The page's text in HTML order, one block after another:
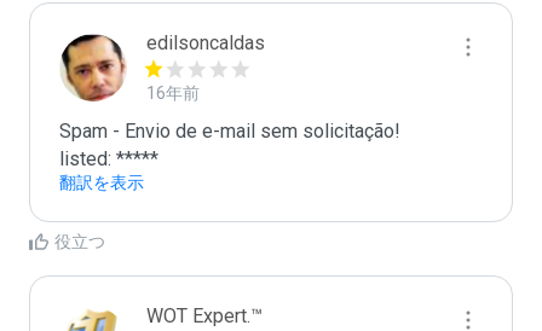
edilsoncaldas
16年前
Spam - Envio de e-mail sem solicitação!
listed: *****
翻訳を表示
役立つ
WOT Expert.™